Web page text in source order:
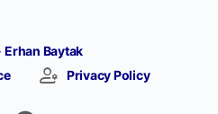
Erhan Baytak
Privacy Policy